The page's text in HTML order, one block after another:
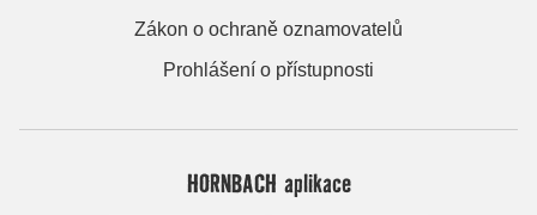
Zákon o ochraně oznamovatelů
Prohlášení o přístupnosti
HORNBACH aplikace